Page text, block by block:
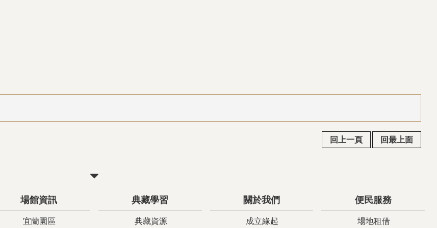
回上一頁 回最上面
場館資訊
宜蘭園區
典藏學習
典藏資源
關於我們
成立緣起
便民服務
場地租借